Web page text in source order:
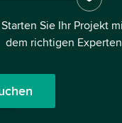
Starten Sie Ihr Projekt
dem richtigen Experten